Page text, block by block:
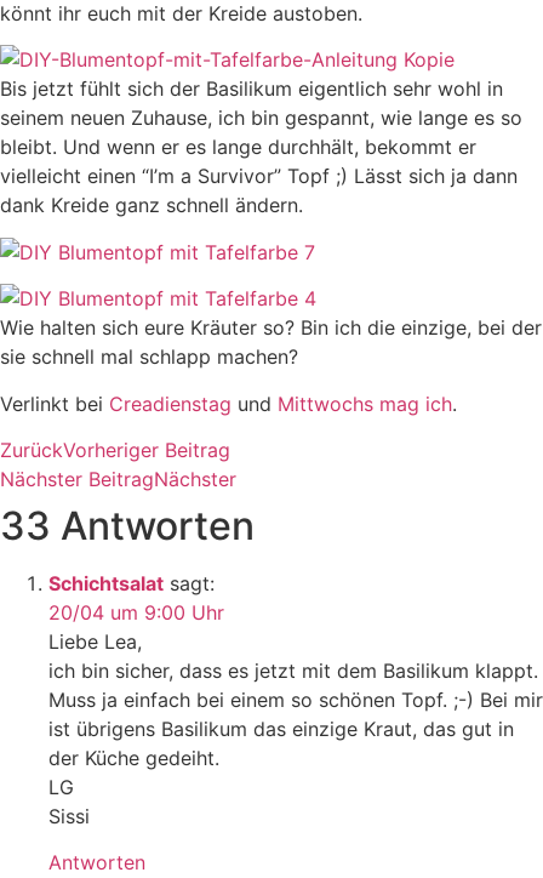
könnt ihr euch mit der Kreide austoben.
Bis jetzt fühlt sich der Basilikum eigentlich sehr wohl in
seinem neuen Zuhause, ich bin gespannt, wie lange es so
bleibt. Und wenn er es lange durchhält, bekommt er
vielleicht einen “I’m a Survivor” Topf ;) Lässt sich ja dann
dank Kreide ganz schnell ändern.
Wie halten sich eure Kräuter so? Bin ich die einzige, bei der
sie schnell mal schlapp machen?
Verlinkt bei Creadienstag und Mittwochs mag ich.
ZurückVorheriger Beitrag
Nächster BeitragNächster
33 Antworten
Schichtsalat sagt:
20/04 um 9:00 Uhr
Liebe Lea,
ich bin sicher, dass es jetzt mit dem Basilikum klappt.
Muss ja einfach bei einem so schönen Topf. ;-) Bei mir
ist übrigens Basilikum das einzige Kraut, das gut in
der Küche gedeiht.
LG
Sissi
Antworten